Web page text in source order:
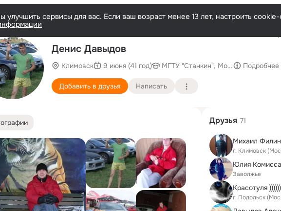
сервисы для вас. Если ваш возраст менее 13 лет, настроить
Денис Давыдов
Климовск 9 июня (41 год) МГТУ "Станкин", МосковскийПодробнее
Добавить в друзья Написать
Друзья 71
Михаил Филин
г. Климовск
Заволжье
Красотуля
г. Подольск